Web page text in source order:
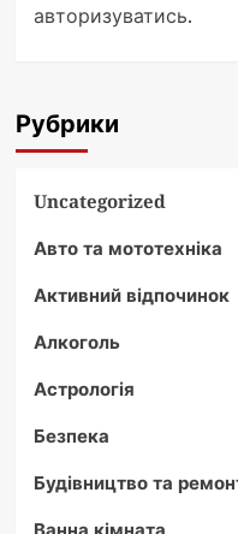
авторизуватись.
Рубрики
Uncategorized
Авто та мототехніка
Активний відпочинок
Алкоголь
Астрологія
Безпека
Будівництво та
Ванна кімната